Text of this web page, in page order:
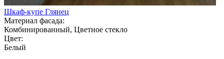
Шкаф-купе Глянец
Материал фасада:
Комбинированный, Цветное стекло
Цвет:
Белый